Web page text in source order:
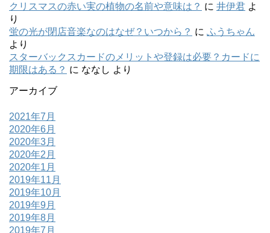
クリスマスの赤い実の植物の名前や意味は？ に 井伊君 よ
り
蛍の光が閉店音楽なのはなぜ？いつから？ に ふうちゃん
より
スターバックスカードのメリットや登録は必要？カードに
期限はある？ に ななし より
アーカイブ
2021年7月
2020年6月
2020年3月
2020年2月
2020年1月
2019年11月
2019年10月
2019年9月
2019年8月
2019年7月